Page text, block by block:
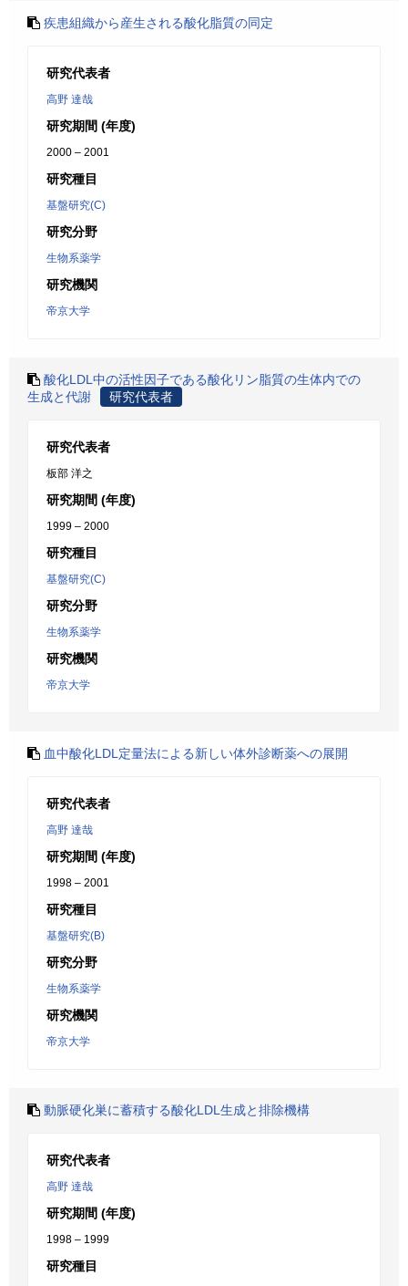
疾患組織から産生される酸化脂質の同定
研究代表者
高野 達哉
研究期間 (年度)
2000 – 2001
研究種目
基盤研究(C)
研究分野
生物系薬学
研究機関
帝京大学
酸化LDL中の活性因子である酸化リン脂質の生体内での
生成と代謝
研究代表者
研究代表者
板部 洋之
研究期間 (年度)
1999 – 2000
研究種目
基盤研究(C)
研究分野
生物系薬学
研究機関
帝京大学
血中酸化LDL定量法による新しい体外診断薬への展開
研究代表者
高野 達哉
研究期間 (年度)
1998 – 2001
研究種目
基盤研究(B)
研究分野
生物系薬学
研究機関
帝京大学
動脈硬化巣に蓄積する酸化LDL生成と排除機構
研究代表者
高野 達哉
研究期間 (年度)
1998 – 1999
研究種目